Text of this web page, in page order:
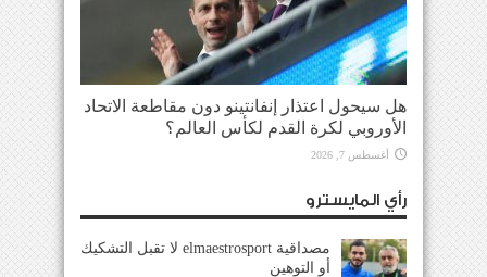
هل سيحول اعتذار إنفانتينو دون مقاطعة الاتحاد
الأوروبي لكرة القدم لكأس العالم؟
أغسطس 7, 2026
رأي المايسترو
مصداقية elmaestrosport لا تقبل التشكيك
أو التوهين